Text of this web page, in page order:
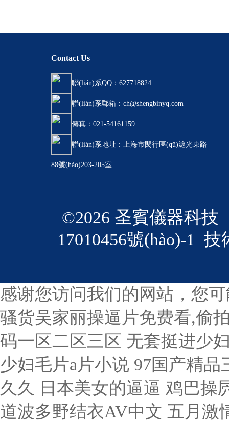
Contact Us
聯(lián)系QQ：627718824
聯(lián)系郵箱：ch@shengbinyq.com
傳真：021-54161159
聯(lián)系地址：上海市閔行區(qū)滬光東路
88號(hào)203-205室
©2026 圣賓儀器科技
17010456號(hào)-1 技
感谢您访问我们的网站，您
骚货吴家丽操逼片免费看,偷